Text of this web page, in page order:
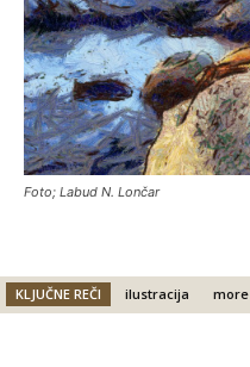
Foto; Labud N. Lončar
KLJUČNE REČI ilustracija more